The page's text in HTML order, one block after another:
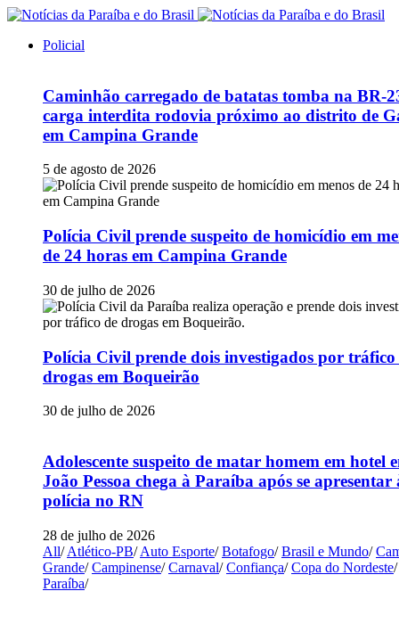
Policial
Caminhão carregado de batatas tomba na BR-
carga interdita rodovia próximo ao distrito de
em Campina Grande
5 de agosto de 2026
Polícia Civil prende suspeito de homicídio em
de 24 horas em Campina Grande
30 de julho de 2026
Polícia Civil prende dois investigados por tráfico
drogas em Boqueirão
30 de julho de 2026
Adolescente suspeito de matar homem em hotel
João Pessoa chega à Paraíba após se apresentar
polícia no RN
28 de julho de 2026
All/ Atlético-PB/ Auto Esporte/ Botafogo/ Brasil e Mundo/
Grande/ Campinense/ Carnaval/ Confiança/ Copa do Nordeste/
Paraíba/